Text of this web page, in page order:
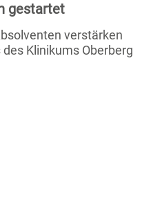
gestartet
verstärken
Klinikums Oberberg